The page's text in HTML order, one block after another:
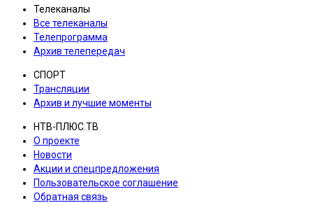
Телеканалы
Все телеканалы
Телепрограмма
Архив телепередач
СПОРТ
Трансляции
Архив и лучшие моменты
НТВ-ПЛЮС.ТВ
О проекте
Новости
Акции и спецпредложения
Пользовательское соглашение
Обратная связь